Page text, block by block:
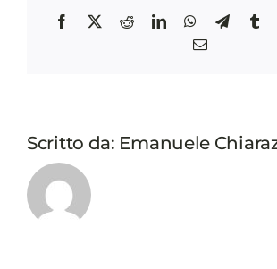
E
Facebook
X RedditLinkedInWhatsApp
Email
Scritto da: Emanuele